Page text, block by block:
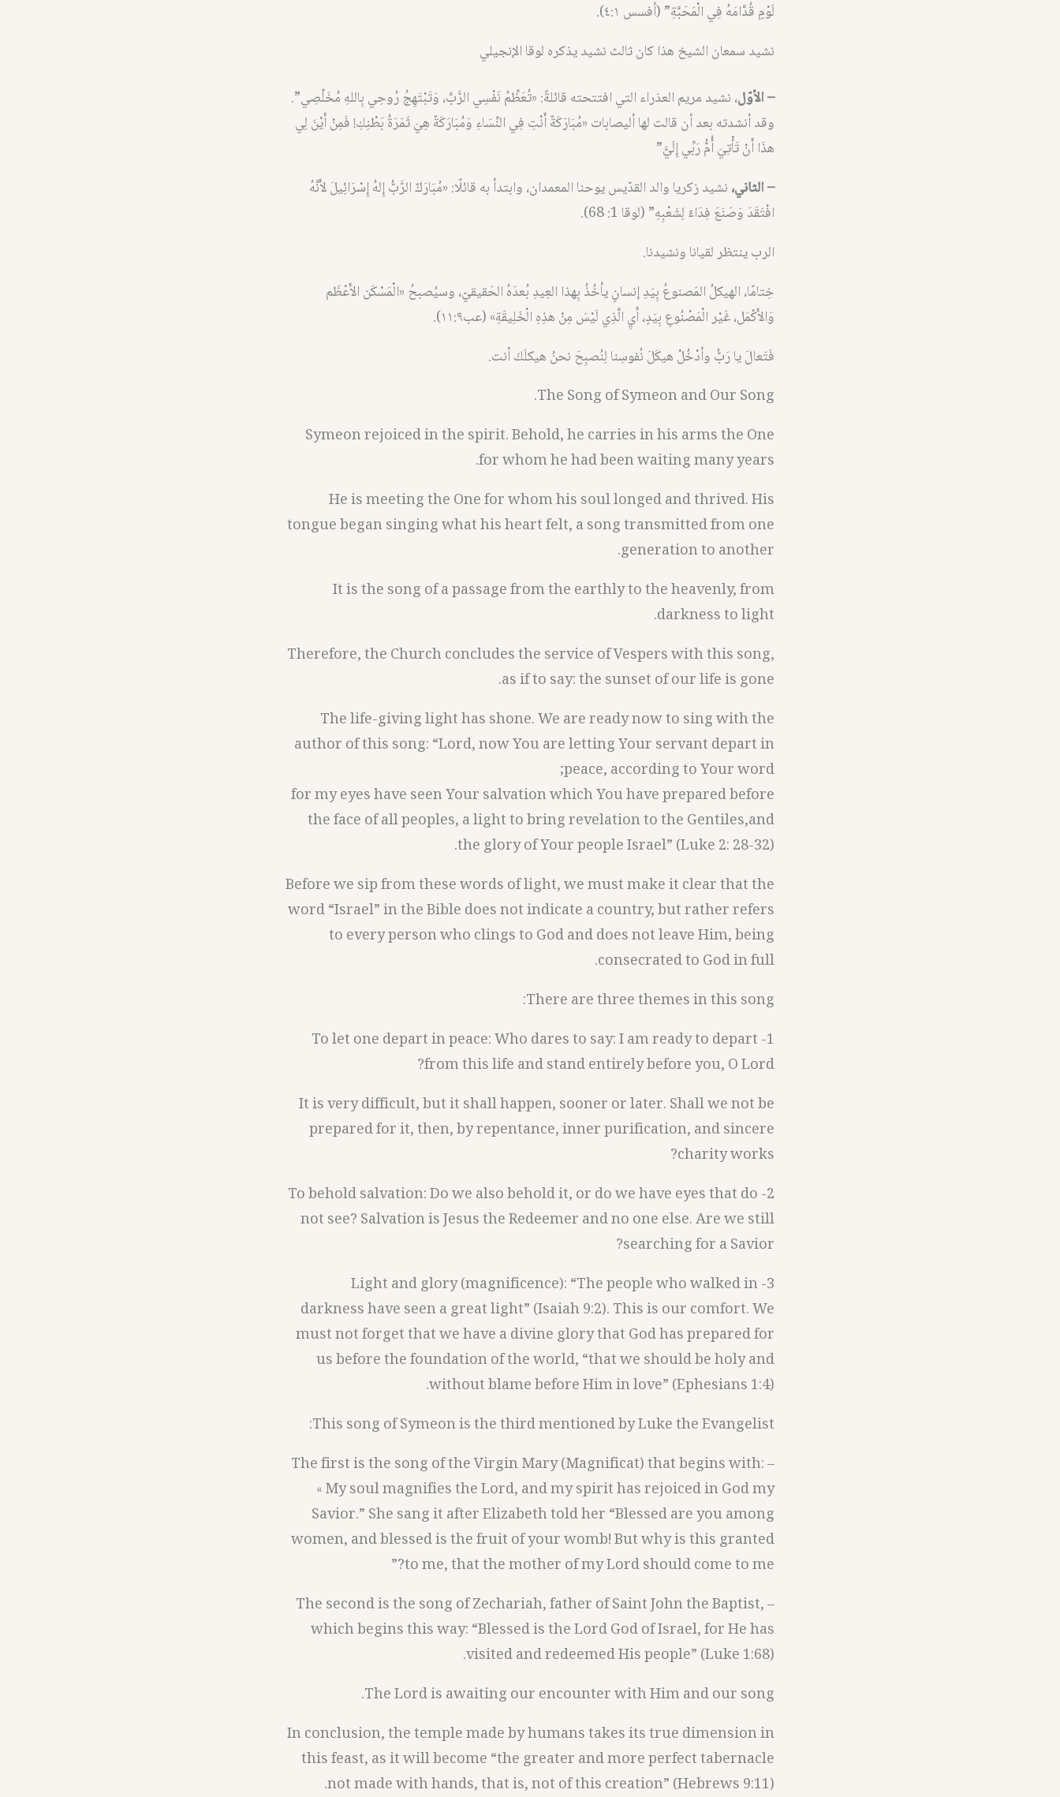
لَوْمٍ قُدَّامَهُ فِي الْمَحَبَّةِ” (أفسس ٤:١).
نشيد سمعان الشيخ هذا كان ثالث نشيد يذكره لوقا الإنجيلي
– الأوّل، نشيد مريم العذراء التي افتتحته قائلةً: «تُعَظِّمُ نَفْسِي الرَّبَّ، وَتَبْتَهِجُ رُوحِي بِاللهِ مُخَلِّصِي”.
وقد أنشدته بعد أن قالت لها أليصابات «مُبَارَكَةٌ أَنْتِ فِي النِّسَاءِ وَمُبَارَكَةٌ هِيَ ثَمَرَةُ بَطْنِكِ! فَمِنْ أَيْنَ لِي
هذَا أَنْ تَأْتِيَ أُمُّ رَبِّي إِلَيَّ”
– الثاني، نشيد زكريا والد القدّيس يوحنا المعمدان، وابتدأ به قائلًا: «مُبَارَكٌ الرَّبُّ إِلهُ إِسْرَائِيلَ لأَنَّهُ
افْتَقَدَ وَصَنَعَ فِدَاءً لِشَعْبِهِ” (لوقا 1: 68).
الرب ينتظر لقيانا ونشيدنا.
خِتامًا، الهيكلُ المَصنوعُ بِيَدِ إنسانٍ يأخُذُ بِهذا العِيدِ بُعدَهُ الحَقيقيّ، وسيُصبحُ «الْمَسْكَن الأَعْظَم
وَالأَكْمَل، غَيْر الْمَصْنُوعِ بِيَدٍ، أَيِ الَّذِي لَيْسَ مِنْ هذِهِ الْخَلِيقَةِ» (عب١١:٩).
فَتَعالَ يا رَبُّ وأدْخُلْ هيكَلَ نُفوسِنا لِنُصبِحَ نحنُ هيكلَكَ أنت.
The Song of Symeon and Our Song.
Symeon rejoiced in the spirit. Behold, he carries in his arms the One
for whom he had been waiting many years.
He is meeting the One for whom his soul longed and thrived. His
tongue began singing what his heart felt, a song transmitted from one
generation to another.
It is the song of a passage from the earthly to the heavenly, from
darkness to light.
Therefore, the Church concludes the service of Vespers with this song,
as if to say: the sunset of our life is gone.
The life-giving light has shone. We are ready now to sing with the
author of this song: “Lord, now You are letting Your servant depart in
peace, according to Your word;
for my eyes have seen Your salvation which You have prepared before
the face of all peoples, a light to bring revelation to the Gentiles,and
the glory of Your people Israel” (Luke 2: 28-32).
Before we sip from these words of light, we must make it clear that the
word “Israel” in the Bible does not indicate a country, but rather refers
to every person who clings to God and does not leave Him, being
consecrated to God in full.
There are three themes in this song:
1- To let one depart in peace: Who dares to say: I am ready to depart
from this life and stand entirely before you, O Lord?
It is very difficult, but it shall happen, sooner or later. Shall we not be
prepared for it, then, by repentance, inner purification, and sincere
charity works?
2- To behold salvation: Do we also behold it, or do we have eyes that do
not see? Salvation is Jesus the Redeemer and no one else. Are we still
searching for a Savior?
3- Light and glory (magnificence): “The people who walked in
darkness have seen a great light” (Isaiah 9:2). This is our comfort. We
must not forget that we have a divine glory that God has prepared for
us before the foundation of the world, “that we should be holy and
without blame before Him in love” (Ephesians 1:4).
This song of Symeon is the third mentioned by Luke the Evangelist:
– The first is the song of the Virgin Mary (Magnificat) that begins with:
« My soul magnifies the Lord, and my spirit has rejoiced in God my
Savior.” She sang it after Elizabeth told her “Blessed are you among
women, and blessed is the fruit of your womb! But why is this granted
to me, that the mother of my Lord should come to me?”
– The second is the song of Zechariah, father of Saint John the Baptist,
which begins this way: “Blessed is the Lord God of Israel, for He has
visited and redeemed His people” (Luke 1:68).
The Lord is awaiting our encounter with Him and our song.
In conclusion, the temple made by humans takes its true dimension in
this feast, as it will become “the greater and more perfect tabernacle
not made with hands, that is, not of this creation” (Hebrews 9:11).